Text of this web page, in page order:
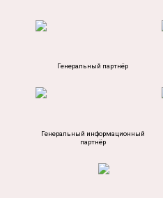
Генеральный партнёр
Генеральный информационный
партнёр